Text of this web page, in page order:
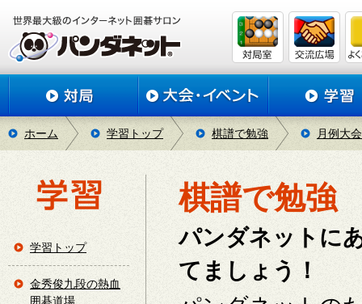
ホーム 学習トップ 棋譜で勉強 月例大
棋譜で勉強
パンダネットに
てましょう！
学習トップ
金秀俊九段の熱血
囲碁道場